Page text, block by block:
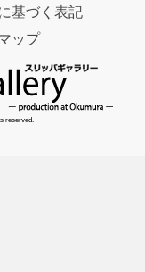
基づく表記
ップ
reserved.